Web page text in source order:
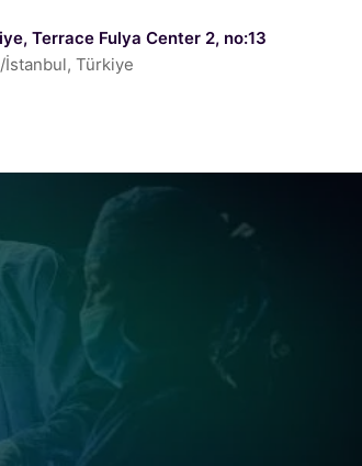
Terrace Fulya Center 2, no:13
Türkiye